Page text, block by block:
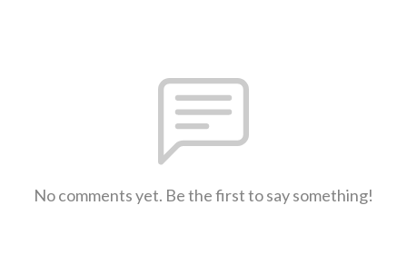
No comments yet. Be the first to say something!